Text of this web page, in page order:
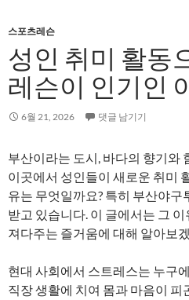
스포츠레슨
성인 취미 활동
레슨이 인기인
6월 21, 2026 댓글 남기기
부산이라는 도시, 바다의 향기와
이곳에서 성인들이 새로운 취미
유는 무엇일까요? 특히 부산야
받고 있습니다. 이 글에서는 그
져다주는 즐거움에 대해 알아보
현대 사회에서 스트레스는 누구
직장 생활에 치여 몸과 마음이